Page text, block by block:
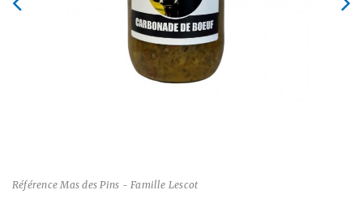
Référence Mas des Pins - Famille Lescot